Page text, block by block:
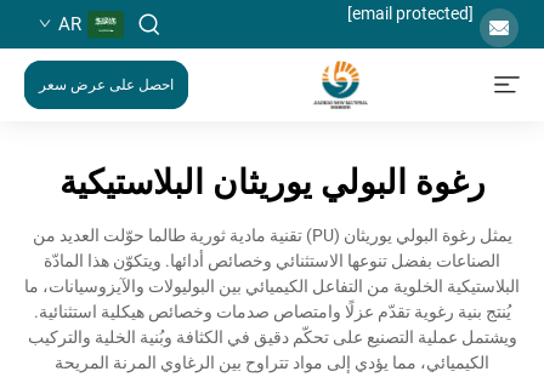
[email protected]
AR
احصل على عرض سعر
رغوة البولي يوريثان البلاستيكية
يمثل رغوة البولي يوريثان (PU) تقنية مادية ثورية طالما حوّلت العديد من
الصناعات بفضل تنوعها الاستثنائي وخصائص أدائها. ويتكوّن هذا المادّة
البلاستيكية الخلوية من التفاعل الكيميائي بين البوليولات والآيزوسيانات، ما
يُنتج بنية رغوية تقدّم عزلًا وامتصاص صدمات وخصائص هيكلية استثنائية.
ويشتمل عملية التصنيع على تحكّم دقيق في الكثافة وبُنية الخلية والتركيب
الكيميائي، مما يؤدي إلى مواد تتراوح بين الرغاوي المرنة المريحة